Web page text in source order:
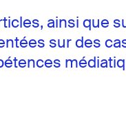
ainsi que
sur des